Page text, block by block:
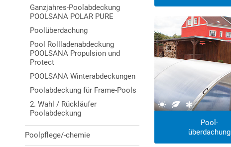
Ganzjahres-Poolabdeckung
POOLSANA POLAR PURE
Poolüberdachung
Pool Rollladenabdeckung
POOLSANA Propulsion und
Protect
POOLSANA Winterabdeckungen
Poolabdeckung für Frame-Pools
2. Wahl / Rückläufer
Poolabdeckung
Poolpflege/-chemie
-10% Rabatt!
Pool-
überdachung